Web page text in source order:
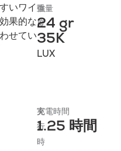
いワイ
果的な
せてい
強
度
35K
LUX
重量
24 gr
実
行
時
充電時間
1.25 時間